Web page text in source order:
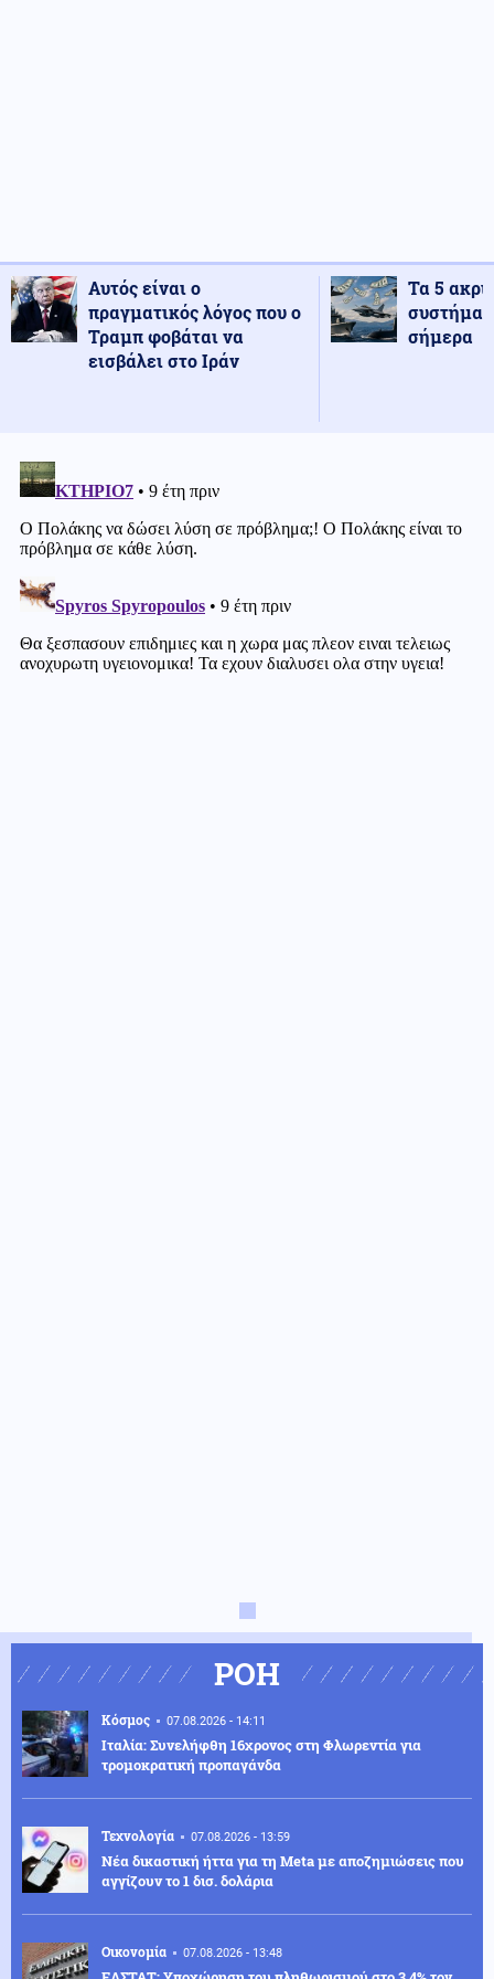
Αυτός είναι ο
πραγματικός λόγος που ο
Τραμπ φοβάται να
εισβάλει στο Ιράν
Τα 5
σήμερα
ΡΟΗ
Κόσμος 07.08.2026 - 14:11
Ιταλία: Συνελήφθη 16χρονος στη Φλωρεντία για
τρομοκρατική προπαγάνδα
Τεχνολογία 07.08.2026 - 13:59
Νέα δικαστική ήττα για τη Meta με αποζημιώσεις που
αγγίζουν το 1 δισ. δολάρια
Οικονομία 07.08.2026 - 13:48